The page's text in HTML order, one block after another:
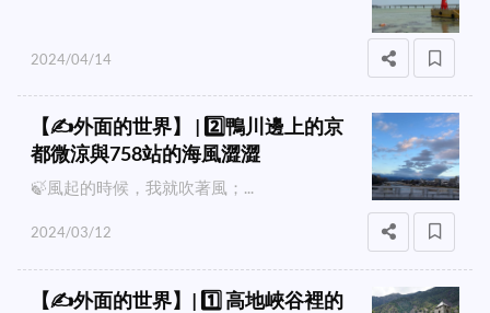
2024/04/14
【✍️外面的世界】 | 2️⃣鴨川邊上的京
都微涼與758站的海風澀澀
🍃風起的時候，我就吹著風；...
2024/03/12
【✍️外面的世界】| 1️⃣ 高地峽谷裡的